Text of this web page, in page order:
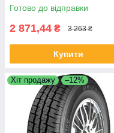
Готово до відправки
2 871,44 ₴ 3 263 ₴
Купити
Хіт продажу –12%